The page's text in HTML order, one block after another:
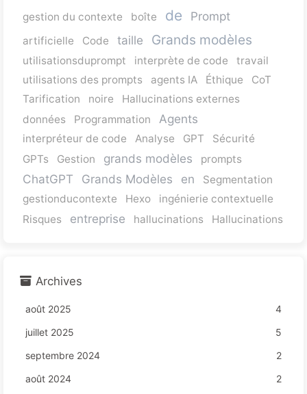
gestion du contexte boîte de Prompt
artificielle Code taille Grands modèles
utilisationsduprompt interprète de code
travail
utilisations des prompts
agents IA Éthique
CoT
Tarification
noire
Hallucinations externes
données
Programmation Agents
interpréteur de code Analyse GPT
Sécurité
GPTs
Gestion grands modèles prompts
ChatGPT Grands Modèles en
Segmentation
gestionducontexte
Hexo
ingénierie contextuelle
Risques
entreprise hallucinations Hallucinations
Archives
août 2025
4
juillet 2025
5
septembre 2024
2
août 2024
2